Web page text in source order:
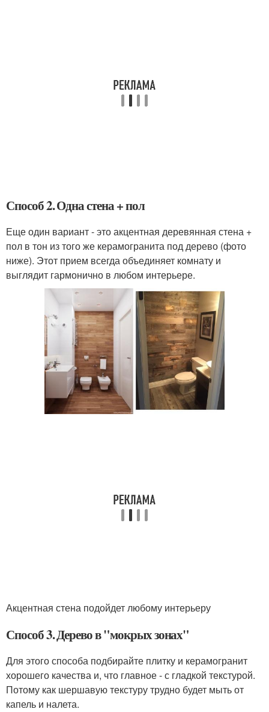
Способ 2. Одна стена + пол
Еще один вариант - это акцентная деревянная стена +
пол в тон из того же керамогранита под дерево (фото
ниже). Этот прием всегда объединяет комнату и
выглядит гармонично в любом интерьере.
Акцентная стена подойдет любому интерьеру
Способ 3. Дерево в "мокрых зонах"
Для этого способа подбирайте плитку и керамогранит
хорошего качества и, что главное - с гладкой текстурой.
Потому как шершавую текстуру трудно будет мыть от
капель и налета.